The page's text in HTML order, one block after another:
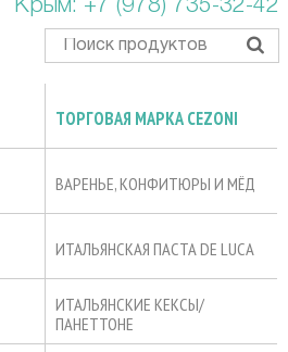
Крым: +7 (978) 735-32-42
ТОРГОВАЯ МАРКА CEZONI
ВАРЕНЬЕ, КОНФИТЮРЫ И МЁД
ИТАЛЬЯНСКАЯ ПАСТА DE LUCA
ИТАЛЬЯНСКИЕ КЕКСЫ/
ПАНЕТТОНЕ